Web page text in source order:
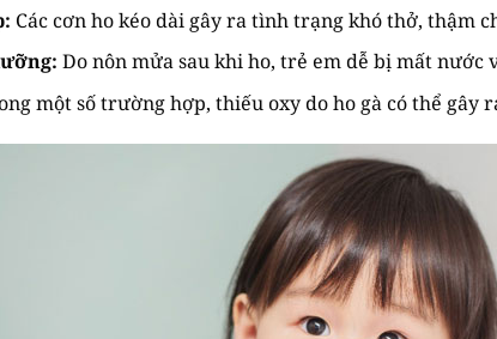
Các cơn ho kéo dài gây ra tình trạng khó thở, thậm
Do nôn mửa sau khi ho, trẻ em dễ bị mất nước
một số trường hợp, thiếu oxy do ho gà có thể gây